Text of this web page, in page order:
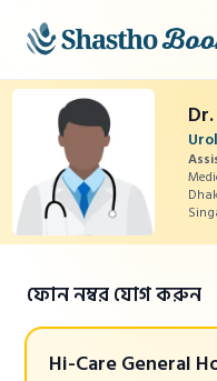
ফোন নম্বর যোগ করুন
Hi-Care General